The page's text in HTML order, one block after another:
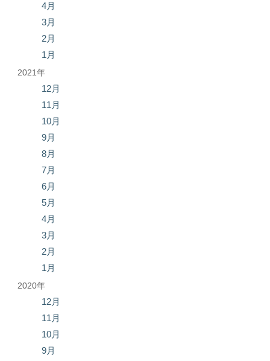
4月
3月
2月
1月
2021年
12月
11月
10月
9月
8月
7月
6月
5月
4月
3月
2月
1月
2020年
12月
11月
10月
9月